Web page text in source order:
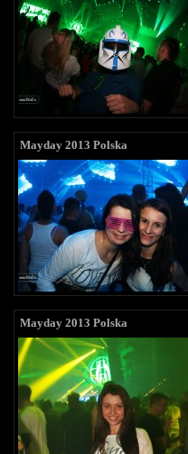
Mayday 2013 Polska
Mayday 2013 Polska